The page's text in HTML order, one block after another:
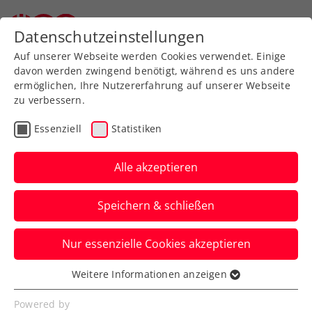
Zurück zur Newsübersicht
Turniere
ITF Banja Luka: 4.
Saisontitel – Behrmann
gelingt 2. Coup im Doppel
in Folge
Mit erst 15 Jahren räumt die ÖTV-
Nachwuchshoffnung weiterhin bei
internationalen U18-Turnieren ab.
Datenschutzeinstellungen
Auf unserer Webseite werden Cookies verwendet. Einige
davon werden zwingend benötigt, während es uns andere
ermöglichen, Ihre Nutzererfahrung auf unserer Webseite
zu verbessern.
Essenziell Statistiken
Alle akzeptieren
Speichern & schließen
Nur essenzielle Cookies akzeptieren
Essenziell
Essenzielle Cookies werden für grundlegende
Weitere Informationen anzeigen
Powered by